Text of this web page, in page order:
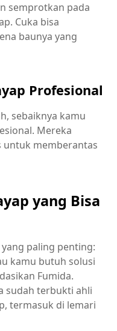
semprotkan pada
Cuka bisa
baunya yang
Profesional
sebaiknya kamu
Mereka
untuk memberantas
yang Bisa
paling penting:
kamu butuh solusi
Fumida.
sudah terbukti ahli
termasuk di lemari